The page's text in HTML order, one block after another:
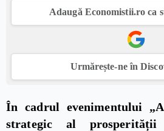
Adaugă Economistii.ro ca
Urmărește-ne în
În cadrul evenimentului
strategic al